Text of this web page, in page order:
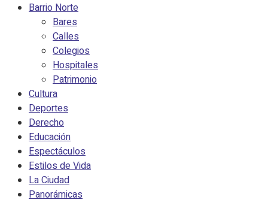
Barrio Norte
Bares
Calles
Colegios
Hospitales
Patrimonio
Cultura
Deportes
Derecho
Educación
Espectáculos
Estilos de Vida
La Ciudad
Panorámicas